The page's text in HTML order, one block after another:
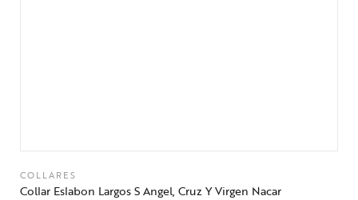
COLLARES
Collar Eslabon Largos S Angel, Cruz Y Virgen Nacar